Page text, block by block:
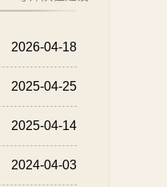
2026-04-18
2025-04-25
2025-04-14
2024-04-03